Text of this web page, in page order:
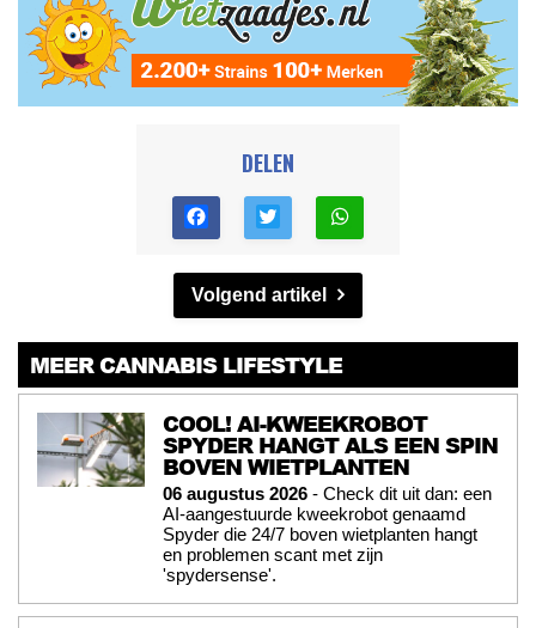
DELEN
Volgend artikel
MEER CANNABIS LIFESTYLE
COOL! AI-KWEEKROBOT
SPYDER HANGT ALS EEN SPIN
BOVEN WIETPLANTEN
06 augustus 2026 - Check dit uit dan: een
AI-aangestuurde kweekrobot genaamd
Spyder die 24/7 boven wietplanten hangt
en problemen scant met zijn
'spydersense'.